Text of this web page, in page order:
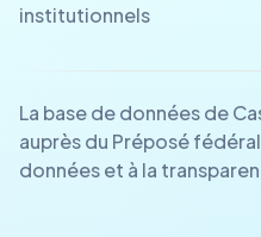
institutionnels
La base de données de
auprès du Préposé
données et à la